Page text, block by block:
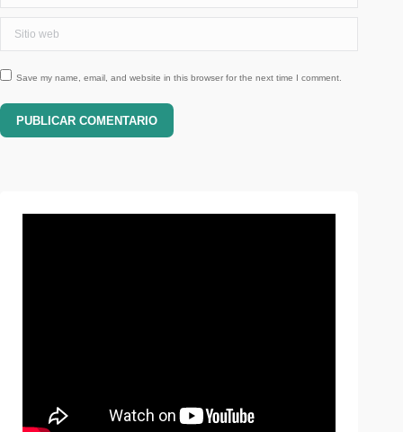
Save my name, email, and website in this browser for the next time I comment.
PUBLICAR COMENTARIO